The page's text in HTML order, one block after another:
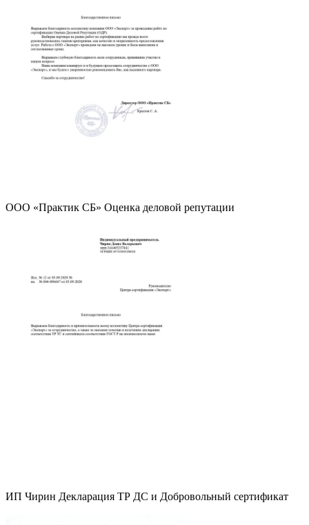
ООО «Практик СБ» Оценка деловой репутации
ИП Чирин Декларация ТР ДС и Добровольный сертификат